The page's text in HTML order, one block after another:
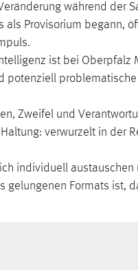
während der
Provisorium begann,
ist bei
potenziell
Zweifel und
verwurzelt in der
individuell
gelungenen Formats ist,